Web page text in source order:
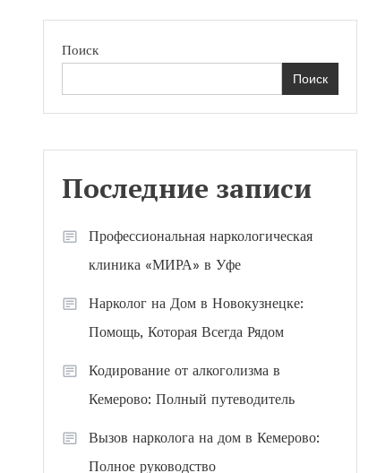
Поиск
Поиск
Последние записи
Профессиональная наркологическая
клиника «МИРА» в Уфе
Нарколог на Дом в Новокузнецке:
Помощь, Которая Всегда Рядом
Кодирование от алкоголизма в
Кемерово: Полный путеводитель
Вызов нарколога на дом в Кемерово:
Полное руководство